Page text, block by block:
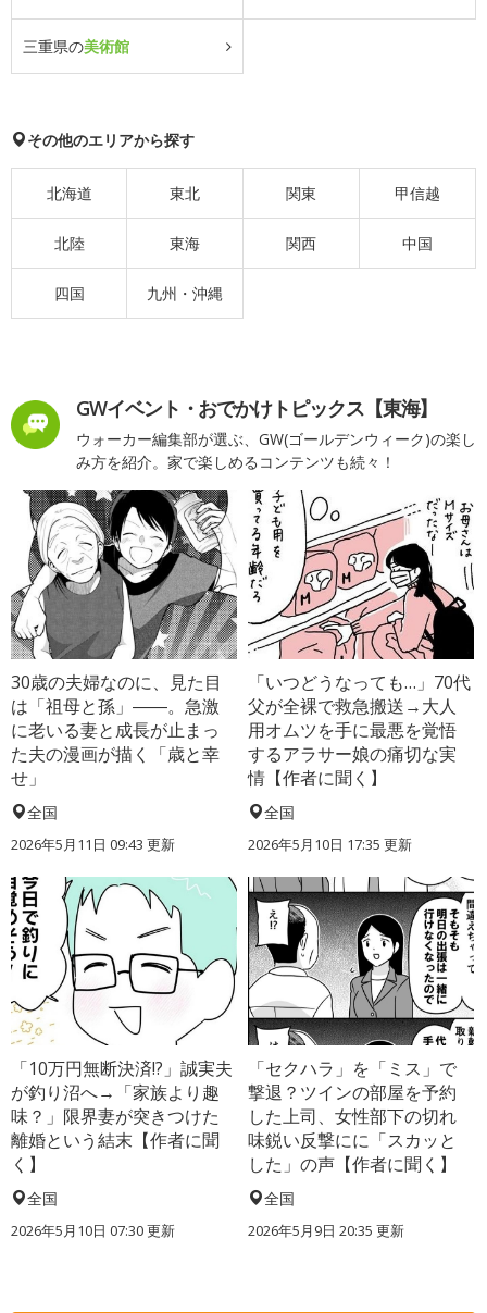
三重県の美術館
その他のエリアから探す
北海道 東北 関東 甲信越
北陸 東海 関西 中国
四国 九州・沖縄
GWイベント・おでかけトピックス【東海】
ウォーカー編集部が選ぶ、GW(ゴールデンウィーク)の楽し
み方を紹介。家で楽しめるコンテンツも続々！
30歳の夫婦なのに、見た目
は「祖母と孫」――。急激
に老いる妻と成長が止まっ
た夫の漫画が描く「歳と幸
せ」
全国
2026年5月11日 09:43 更新
「いつどうなっても…」70代
父が全裸で救急搬送→大人
用オムツを手に最悪を覚悟
するアラサー娘の痛切な実
情【作者に聞く】
全国
2026年5月10日 17:35 更新
「10万円無断決済!?」誠実夫
が釣り沼へ→「家族より趣
味？」限界妻が突きつけた
離婚という結末【作者に聞
く】
全国
2026年5月10日 07:30 更新
「セクハラ」を「ミス」で
撃退？ツインの部屋を予約
した上司、女性部下の切れ
味鋭い反撃にに「スカッと
した」の声【作者に聞く】
全国
2026年5月9日 20:35 更新